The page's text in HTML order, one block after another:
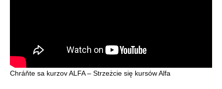
Chráňte sa kurzov ALFA – Strzeżcie się kursów Alfa